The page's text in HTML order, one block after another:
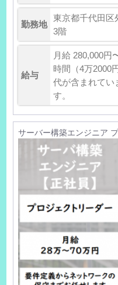
勤務地
東京都千代田
3階
給与
月給 280,000円
時間（4万2000
代が含まれてい
す。
サーバー構築エンジニア プ